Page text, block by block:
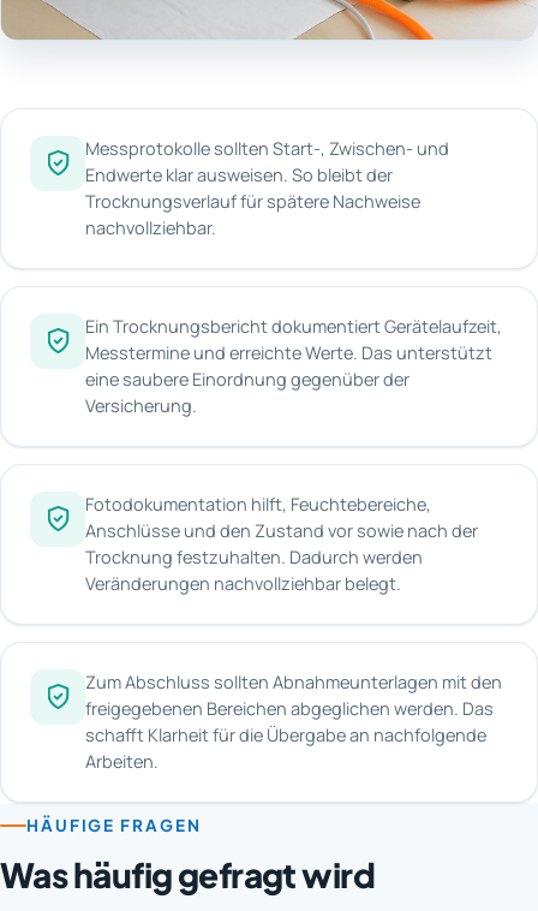
Messprotokolle sollten Start-, Zwischen- und
Endwerte klar ausweisen. So bleibt der
Trocknungsverlauf für spätere Nachweise
nachvollziehbar.
Ein Trocknungsbericht dokumentiert Gerätelaufzeit,
Messtermine und erreichte Werte. Das unterstützt
eine saubere Einordnung gegenüber der
Versicherung.
Fotodokumentation hilft, Feuchtebereiche,
Anschlüsse und den Zustand vor sowie nach der
Trocknung festzuhalten. Dadurch werden
Veränderungen nachvollziehbar belegt.
Zum Abschluss sollten Abnahmeunterlagen mit den
freigegebenen Bereichen abgeglichen werden. Das
schafft Klarheit für die Übergabe an nachfolgende
Arbeiten.
HÄUFIGE FRAGEN
Was häufig gefragt wird